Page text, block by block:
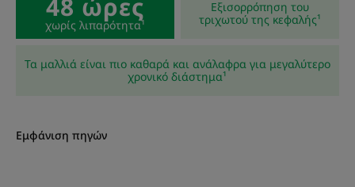
τριχωτό της κεφαλής με δραστικά συστατικά που το
περιορίζουν, παρατείνοντας έτσι τον χρόνο μεταξύ
των λουσιμάτων. Μη λιπαρές ρίζες για 48 ώρες.
48 ώρες
χωρίς λιπαρότητα¹
Εξισορρόπηση του
τριχωτού της κεφαλής¹
Τα μαλλιά είναι πιο καθαρά και ανάλαφρα για μεγαλύτερο
χρονικό διάστημα¹
Εμφάνιση πηγών